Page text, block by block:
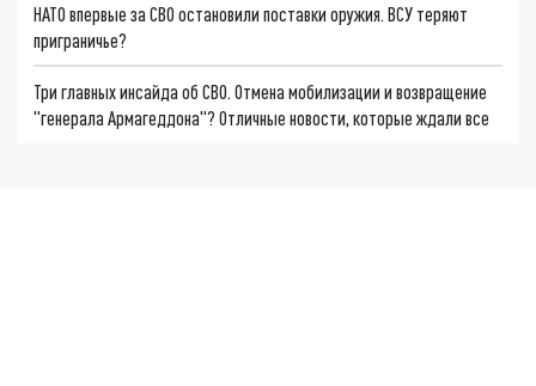
НАТО впервые за СВО остановили поставки оружия. ВСУ теряют
приграничье?
Три главных инсайда об СВО. Отмена мобилизации и возвращение
"генерала Армагеддона"? Отличные новости, которые ждали все